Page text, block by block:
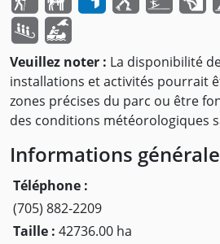
Veuillez noter : La disponibilité
installations et activités pourrait
zones précises du parc ou être
des conditions météorologiques
Informations
Téléphone :
(705) 882-2209
Taille : 42736.00 ha